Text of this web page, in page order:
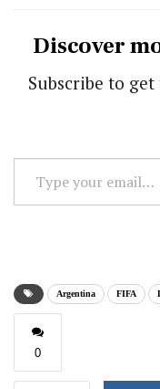
Discover
Subscribe to
your
Argentina FIFA
0